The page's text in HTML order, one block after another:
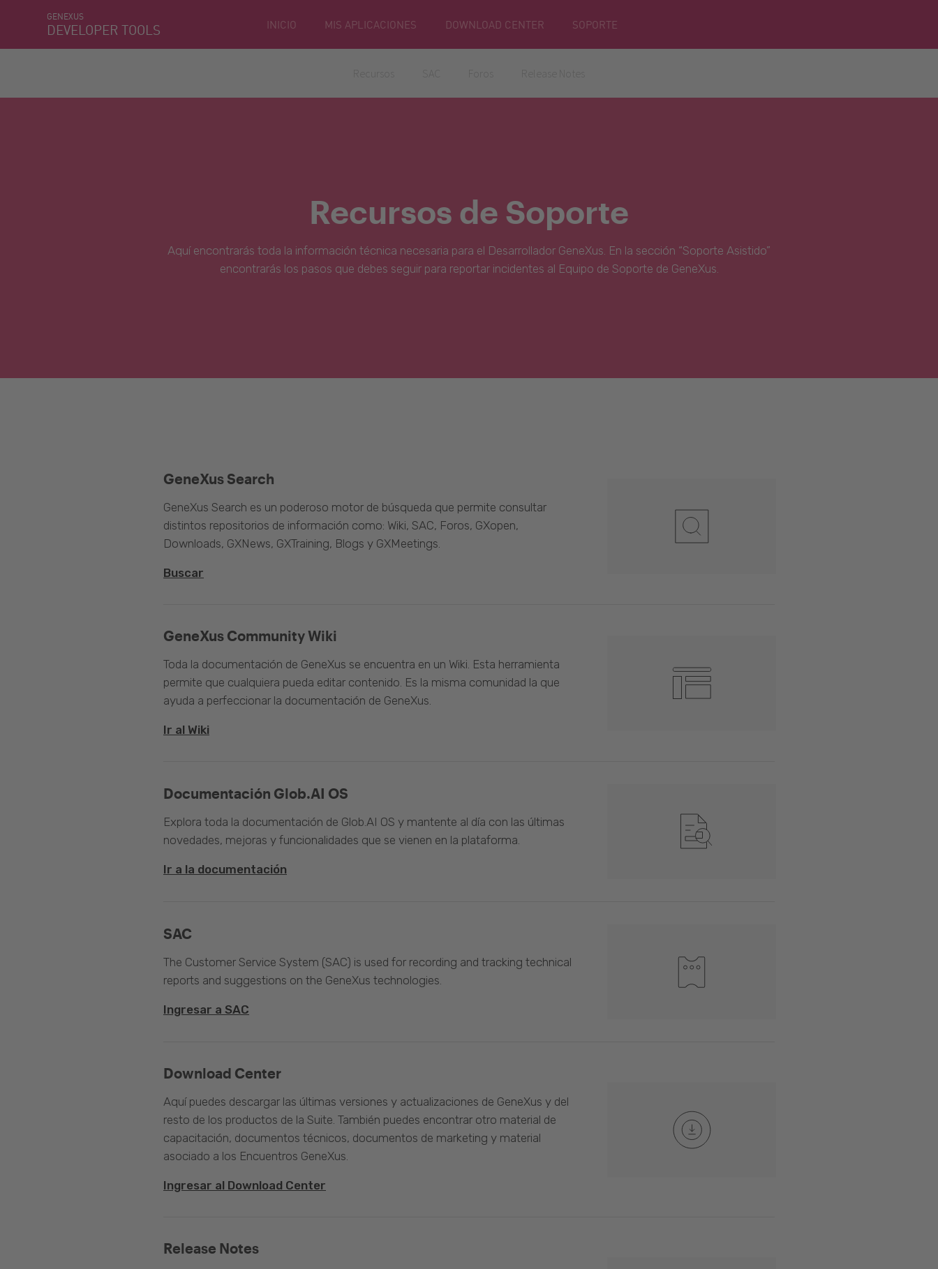
GENEXUS
DEVELOPER TOOLS INICIO MIS APLICACIONES DOWNLOAD CENTER SOPORTE
Recursos de Soporte
Aquí encontrarás toda la información técnica necesaria para el Desarrollador GeneXus. En la sección “Soporte Asistido”
encontrarás los pasos que debes seguir para reportar incidentes al Equipo de Soporte de GeneXus.
GeneXus Community Wiki
Toda la documentación de GeneXus se encuentra en un Wiki. Esta herramienta
permite que cualquiera pueda editar contenido. Es la misma comunidad la que
ayuda a perfeccionar la documentación de GeneXus.
Ir al Wiki
GeneXus Search
GeneXus Search es un poderoso motor de búsqueda que permite consultar
distintos repositorios de información como: Wiki, SAC, Foros, GXopen,
Downloads, GXNews, GXTraining, Blogs y GXMeetings.
Buscar
Documentación Glob.AI OS
Explora toda la documentación de Glob.AI OS y mantente al día con las últimas
novedades, mejoras y funcionalidades que se vienen en la plataforma.
Ir a la documentación
SAC
The Customer Service System (SAC) is used for recording and tracking technical
reports and suggestions on the GeneXus technologies.
Ingresar a SAC
Download Center
Aquí puedes descargar las últimas versiones y actualizaciones de GeneXus y del
resto de los productos de la Suite. También puedes encontrar otro material de
capacitación, documentos técnicos, documentos de marketing y material
asociado a los Encuentros GeneXus.
Ingresar al Download Center
Release Notes